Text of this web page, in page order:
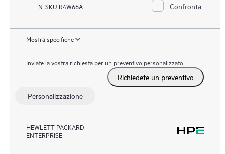
N. SKU R4W66A Confronta
Mostra specifiche
Inviate la vostra richiesta per un preventivo personalizzato
Richiedete un preventivo
Personalizzazione
HEWLETT PACKARD
ENTERPRISE